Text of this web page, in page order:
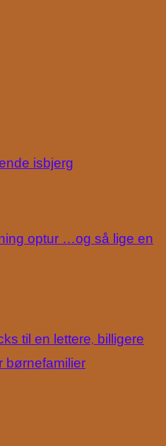
isbjerg
optur …og så lige en
til en lettere, billigere
børnefamilier